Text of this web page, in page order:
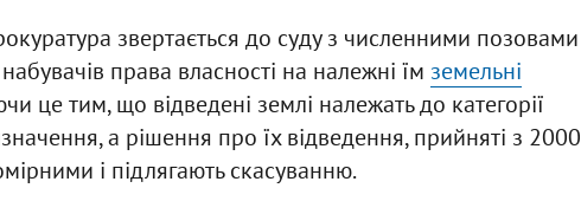
звертається до суду з численними позовами
права власності на належні їм земельні
це тим, що відведені землі належать до категорії
а рішення про їх відведення, прийняті з 2000
і підлягають скасуванню.